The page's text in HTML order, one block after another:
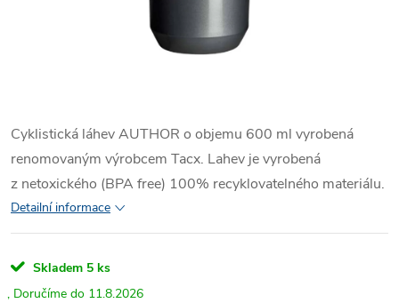
Cyklistická láhev AUTHOR o objemu 600 ml vyrobená
renomovaným výrobcem Tacx. Lahev je vyrobená
z netoxického (BPA free) 100% recyklovatelného materiálu.
Detailní informace
Skladem 5 ks
11.8.2026